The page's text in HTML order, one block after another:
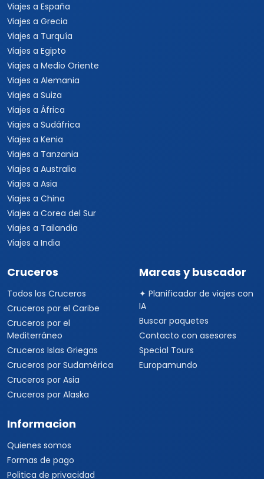
Viajes a España
Viajes a Grecia
Viajes a Turquía
Viajes a Egipto
Viajes a Medio Oriente
Viajes a Alemania
Viajes a Suiza
Viajes a África
Viajes a Sudáfrica
Viajes a Kenia
Viajes a Tanzania
Viajes a Australia
Viajes a Asia
Viajes a China
Viajes a Corea del Sur
Viajes a Tailandia
Viajes a India
Cruceros
Todos los Cruceros
Cruceros por el Caribe
Cruceros por el
Mediterráneo
Cruceros Islas Griegas
Cruceros por Sudamérica
Cruceros por Asia
Cruceros por Alaska
Marcas y buscador
✦ Planificador de viajes con
IA
Buscar paquetes
Contacto con asesores
Special Tours
Europamundo
Informacion
Quienes somos
Formas de pago
Politica de privacidad